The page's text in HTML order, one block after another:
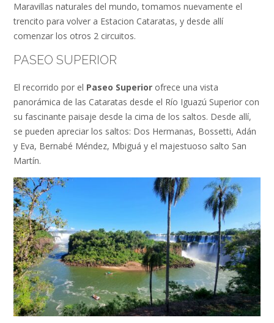
Maravillas naturales del mundo, tomamos nuevamente el
trencito para volver a Estacion Cataratas, y desde allí
comenzar los otros 2 circuitos.
PASEO SUPERIOR
El recorrido por el Paseo Superior ofrece una vista
panorámica de las Cataratas desde el Río Iguazú Superior con
su fascinante paisaje desde la cima de los saltos. Desde allí,
se pueden apreciar los saltos: Dos Hermanas, Bossetti, Adán
y Eva, Bernabé Méndez, Mbiguá y el majestuoso salto San
Martín.